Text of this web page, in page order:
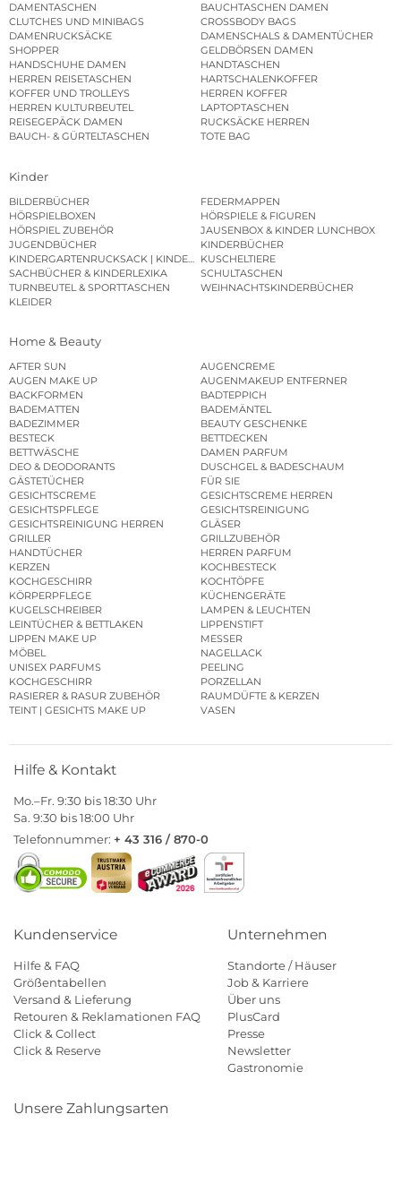
DAMENTASCHEN
BAUCHTASCHEN DAMEN
CLUTCHES UND MINIBAGS
CROSSBODY BAGS
DAMENRUCKSÄCKE
DAMENSCHALS & DAMENTÜCHER
SHOPPER
GELDBÖRSEN DAMEN
HANDSCHUHE DAMEN
HANDTASCHEN
HERREN REISETASCHEN
HARTSCHALENKOFFER
KOFFER UND TROLLEYS
HERREN KOFFER
HERREN KULTURBEUTEL
LAPTOPTASCHEN
REISEGEPÄCK DAMEN
RUCKSÄCKE HERREN
BAUCH- & GÜRTELTASCHEN
TOTE BAG
Kinder
BILDERBÜCHER
FEDERMAPPEN
HÖRSPIELBOXEN
HÖRSPIELE & FIGUREN
HÖRSPIEL ZUBEHÖR
JAUSENBOX & KINDER LUNCHBOX
JUGENDBÜCHER
KINDERBÜCHER
KINDERGARTENRUCKSACK | KINDERGARTENBEUTEL
KUSCHELTIERE
SACHBÜCHER & KINDERLEXIKA
SCHULTASCHEN
TURNBEUTEL & SPORTTASCHEN
WEIHNACHTSKINDERBÜCHER
KLEIDER
Home & Beauty
AFTER SUN
AUGENCREME
AUGEN MAKE UP
AUGENMAKEUP ENTFERNER
BACKFORMEN
BADTEPPICH
BADEMATTEN
BADEMÄNTEL
BADEZIMMER
BEAUTY GESCHENKE
BESTECK
BETTDECKEN
BETTWÄSCHE
DAMEN PARFUM
DEO & DEODORANTS
DUSCHGEL & BADESCHAUM
GÄSTETÜCHER
FÜR SIE
GESICHTSCREME
GESICHTSCREME HERREN
GESICHTSPFLEGE
GESICHTSREINIGUNG
GESICHTSREINIGUNG HERREN
GLÄSER
GRILLER
GRILLZUBEHÖR
HANDTÜCHER
HERREN PARFUM
KERZEN
KOCHBESTECK
KOCHGESCHIRR
KOCHTÖPFE
KÖRPERPFLEGE
KÜCHENGERÄTE
KUGELSCHREIBER
LAMPEN & LEUCHTEN
LEINTÜCHER & BETTLAKEN
LIPPENSTIFT
LIPPEN MAKE UP
MESSER
MÖBEL
NAGELLACK
UNISEX PARFUMS
PEELING
KOCHGESCHIRR
PORZELLAN
RASIERER & RASUR ZUBEHÖR
RAUMDÜFTE & KERZEN
TEINT | GESICHTS MAKE UP
VASEN
Hilfe & Kontakt
Mo.–Fr. 9:30 bis 18:30 Uhr
Sa. 9:30 bis 18:00 Uhr
Telefonnummer: + 43 316 / 870-0
Kundenservice
Hilfe & FAQ
Größentabellen
Versand & Lieferung
Retouren & Reklamationen FAQ
Click & Collect
Click & Reserve
Unternehmen
Standorte / Häuser
Job & Karriere
Über uns
PlusCard
Presse
Newsletter
Gastronomie
Unsere Zahlungsarten